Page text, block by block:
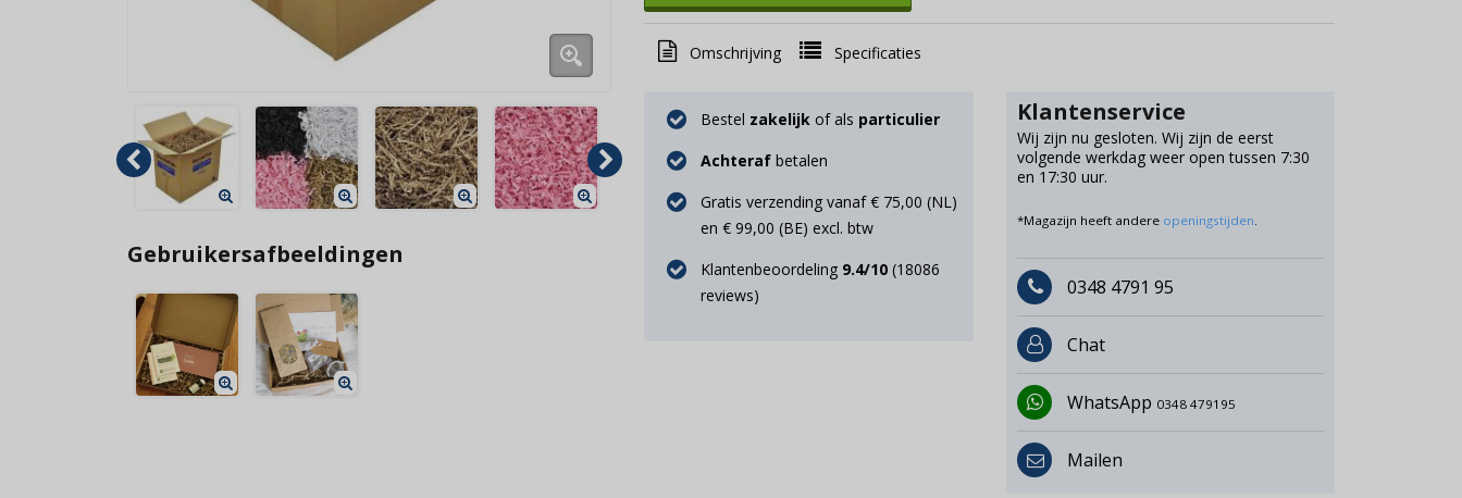
Gebruikersafbeeldingen
Omschrijving Specificaties
Bestel zakelijk of als particulier
Achteraf betalen
Gratis verzending vanaf € 75,00 (NL)
en € 99,00 (BE) excl. btw
Klantenbeoordeling 9.4/10 (18086
reviews)
Klantenservice
Wij zijn nu gesloten. Wij zijn de eerst
volgende werkdag weer open tussen 7:30
en 17:30 uur.
*Magazijn heeft andere openingstijden
0348 4791 95
Chat
WhatsApp 0348 479195
Mailen